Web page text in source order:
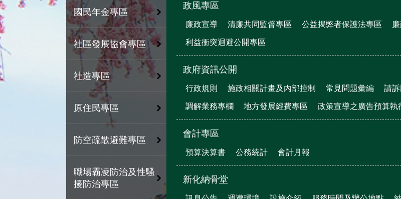
國民年金專區
社區發展協會專區
社造專區
原住民專區
防空疏散避難專區
職場霸凌防治及性騷
擾防治專區
政風專區
廉政宣導 清廉共同監督專區 公益揭弊者保護法專區
利益衝突迴避公開專區
政府資訊公開
行政規則 施政相關計畫及內部控制 常見問題彙編 請
調解業務專欄 地方發展經費專區 政策宣導之廣告預算執
會計專區
預算決算書 公務統計 會計月報
新化納骨堂